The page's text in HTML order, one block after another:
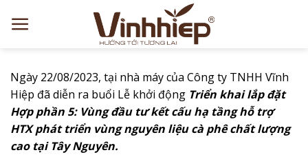
Ngày 22/08/2023, tại nhà máy của Công ty TNHH Vĩnh
Hiệp đã diễn ra buổi Lễ khởi động Triển khai lắp đặt
Hợp phần 5: Vùng đầu tư kết cấu hạ tầng hỗ trợ
HTX phát triển vùng nguyên liệu cà phê chất lượng
cao tại Tây Nguyên.